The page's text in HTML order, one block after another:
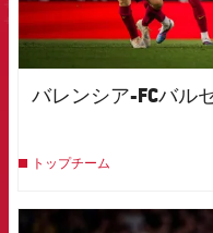
バレンシア-FCバル
トップチーム